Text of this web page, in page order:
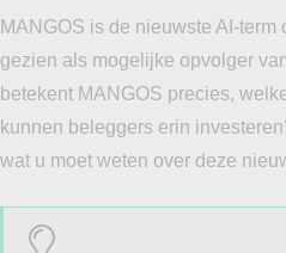
MANGOS is de nieuwste AI-term
gezien als mogelijke opvolger
betekent MANGOS precies,
kunnen beleggers erin
wat u moet weten over deze